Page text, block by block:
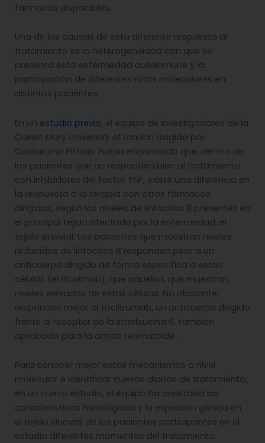
fármacos disponibles.
Una de las causas de esta diferente respuesta al
tratamiento es la heterogeneidad con que se
presenta esta enfermedad autoinmune y la
participación de diferentes rutas moleculares en
distintos pacientes.
En un estudio previo, el equipo de investigadores de la
Queen Mary University of London dirigido por
Costantino Pitzalis había encontrado que, dentro de
los pacientes que no responden bien al tratamiento
con inhibidores del factor TNF, existe una diferencia en
la respuesta a la terapia con otros fármacos
dirigidos, según los niveles de linfocitos B presentes en
el principal tejido afectado por la enfermedad, el
tejido sinovial. Los pacientes que muestran niveles
reducidos de linfocitos B responden peor a un
anticuerpo dirigido de forma específica a estas
células (el rituximab), que aquellos que muestran
niveles elevados de estas células. No obstante,
responden mejor al tocilizumab, un anticuerpo dirigido
frente al receptor de la interleucina 6, también
aprobado para la artritis reumatoide.
Para conocer mejor estos mecanismos a nivel
molecular e identificar nuevas dianas de tratamiento,
en un nuevo estudio, el equipo ha analizado las
características histológicas y la expresión génica en
el tejido sinovial de los pacientes participantes en el
estudio diferentes momentos del tratamiento.